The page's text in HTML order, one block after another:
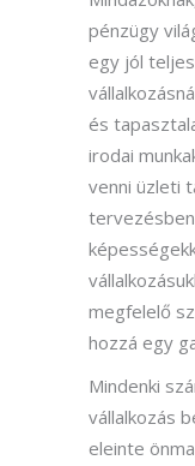
pénzügy
egy jól
és
irodai
venni üzleti
megfelelő
hozzá egy
Mindenki
vállalkozás
eleinte